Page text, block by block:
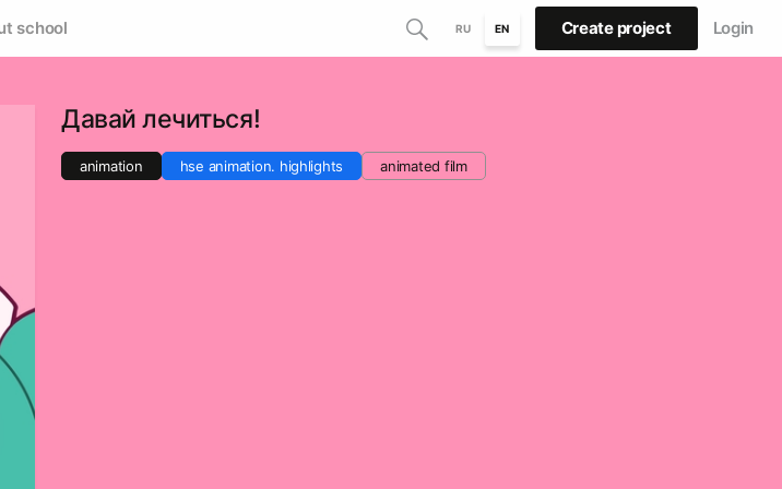
school RU EN Create project Login
Давай лечиться!
animation hse animation. highlights animated film